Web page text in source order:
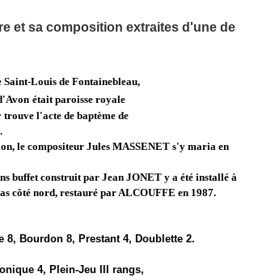
et sa composition extraites d'une de
Louis de Fontainebleau,
était paroisse royale
trouve l'acte de baptème de
le compositeur Jules MASSENET s'y maria en
buffet construit par Jean JONET y a été installé à
côté nord, restauré par ALCOUFFE en 1987.
8, Bourdon 8, Prestant 4, Doublette 2.
4, Plein-Jeu III rangs,